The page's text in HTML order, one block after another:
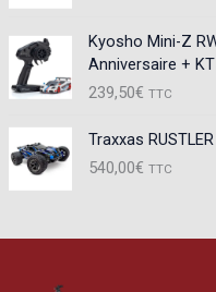
Kyosho Mini-Z
Anniversaire +
239,50€ TTC
Traxxas
540,00€ TTC